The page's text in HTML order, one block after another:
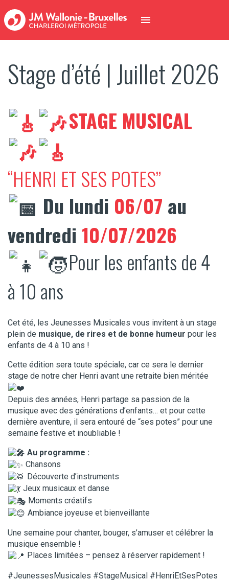
Stage d’été | Juillet 2026
STAGE MUSICAL
“HENRI ET SES POTES”
Du lundi 06/07 au
vendredi 10/07/2026
Pour les enfants de 4
à 10 ans
Cet été, les Jeunesses Musicales vous invitent à un stage
plein de musique, de rires et de bonne humeur pour les
enfants de 4 à 10 ans !
Cette édition sera toute spéciale, car ce sera le dernier
stage de notre cher Henri avant une retraite bien méritée
Depuis des années, Henri partage sa passion de la
musique avec des générations d’enfants… et pour cette
dernière aventure, il sera entouré de “ses potes” pour une
semaine festive et inoubliable !
Au programme :
Chansons
Découverte d’instruments
Jeux musicaux et danse
Moments créatifs
Ambiance joyeuse et bienveillante
Une semaine pour chanter, bouger, s’amuser et célébrer la
musique ensemble !
Places limitées – pensez à réserver rapidement !
#JeunessesMusicales #StageMusical #HenriEtSesPotes